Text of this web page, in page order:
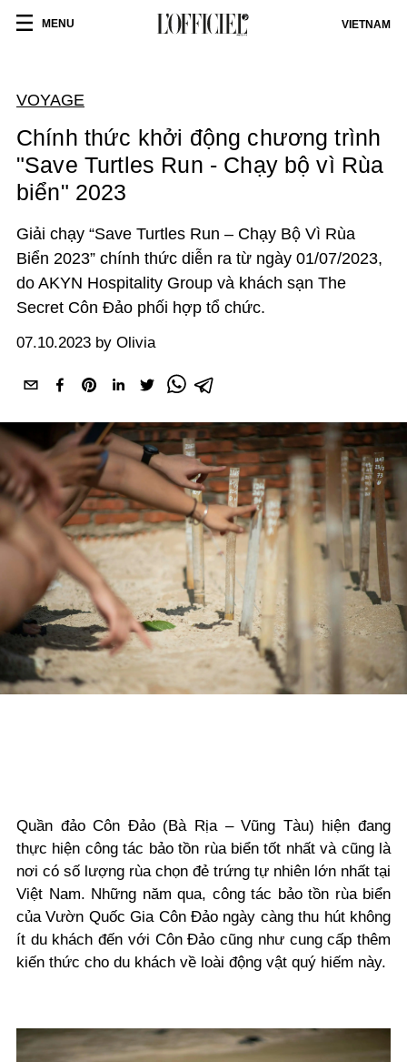
MENU VIETNAM
VOYAGE
Chính thức khởi động chương trình
"Save Turtles Run - Chạy bộ vì Rùa
biển" 2023
Giải chạy “Save Turtles Run – Chạy Bộ Vì Rùa
Biển 2023” chính thức diễn ra từ ngày 01/07/2023,
do AKYN Hospitality Group và khách sạn The
Secret Côn Đảo phối hợp tổ chức.
07.10.2023 by Olivia
Quần đảo Côn Đảo (Bà Rịa – Vũng Tàu) hiện đang
thực hiện công tác bảo tồn rùa biển tốt nhất và cũng là
nơi có số lượng rùa chọn đẻ trứng tự nhiên lớn nhất tại
Việt Nam. Những năm qua, công tác bảo tồn rùa biển
của Vườn Quốc Gia Côn Đảo ngày càng thu hút không
ít du khách đến với Côn Đảo cũng như cung cấp thêm
kiến thức cho du khách về loài động vật quý hiếm này.